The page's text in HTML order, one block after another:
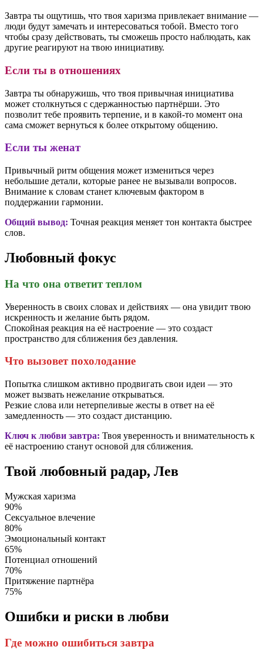
Завтра ты ощутишь, что твоя харизма привлекает внимание —
люди будут замечать и интересоваться тобой. Вместо того
чтобы сразу действовать, ты сможешь просто наблюдать, как
другие реагируют на твою инициативу.
Если ты в отношениях
Завтра ты обнаружишь, что твоя привычная инициатива
может столкнуться с сдержанностью партнёрши. Это
позволит тебе проявить терпение, и в какой-то момент она
сама сможет вернуться к более открытому общению.
Если ты женат
Привычный ритм общения может измениться через
небольшие детали, которые ранее не вызывали вопросов.
Внимание к словам станет ключевым фактором в
поддержании гармонии.
Общий вывод: Точная реакция меняет тон контакта быстрее
слов.
Любовный фокус
На что она ответит теплом
Уверенность в своих словах и действиях — она увидит твою
искренность и желание быть рядом.
Спокойная реакция на её настроение — это создаст
пространство для сближения без давления.
Что вызовет похолодание
Попытка слишком активно продвигать свои идеи — это
может вызвать нежелание открываться.
Резкие слова или нетерпеливые жесты в ответ на её
замедленность — это создаст дистанцию.
Ключ к любви завтра: Твоя уверенность и внимательность к
её настроению станут основой для сближения.
Твой любовный радар, Лев
Мужская харизма
90%
Сексуальное влечение
80%
Эмоциональный контакт
65%
Потенциал отношений
70%
Притяжение партнёра
75%
Ошибки и риски в любви
Где можно ошибиться завтра